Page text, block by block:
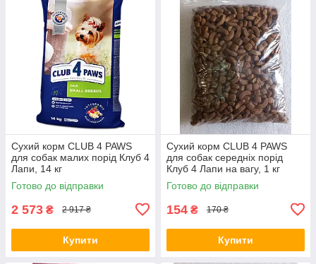
Сухий корм CLUB 4 PAWS
для собак малих порід Клуб 4
Лапи, 14 кг
Готово до відправки
2 573 ₴ 2 917 ₴
Купити
Сухий корм CLUB 4 PAWS
для собак середніх порід
Клуб 4 Лапи на вагу, 1 кг
Готово до відправки
154 ₴ 170 ₴
Купити